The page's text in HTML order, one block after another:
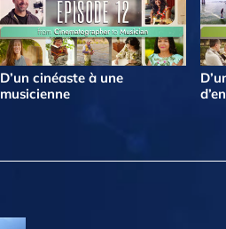
D’un cinéaste à une
musicienne